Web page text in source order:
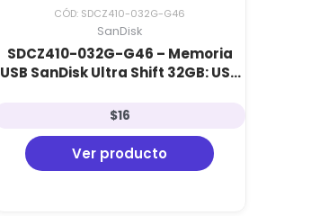
CÓD: SDCZ410-032G-G46
SanDisk
SDCZ410-032G-G46 – Memoria
USB SanDisk Ultra Shift 32GB: USB
SecureAccess
$16
Ver producto